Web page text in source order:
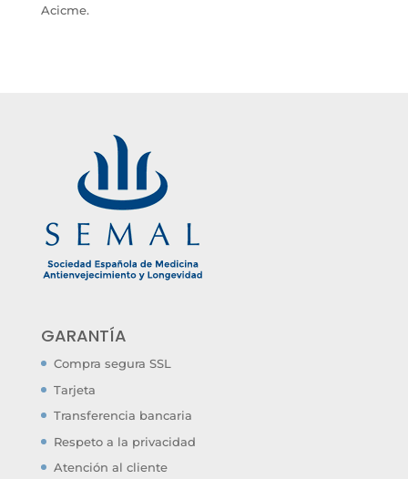
Acicme.
GARANTÍA
Compra segura SSL
Tarjeta
Transferencia bancaria
Respeto a la privacidad
Atención al cliente